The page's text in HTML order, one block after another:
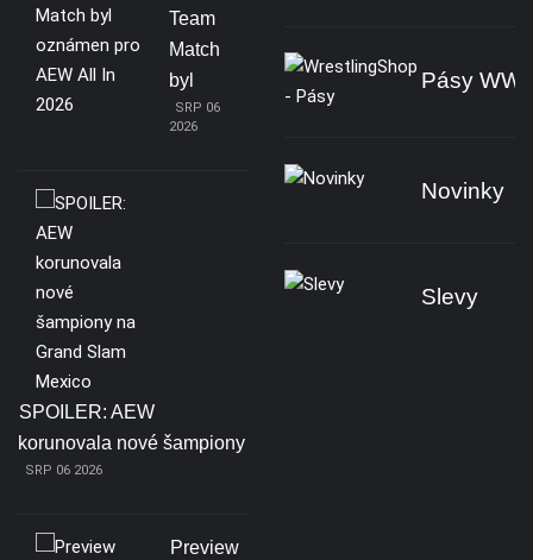
Team
Match
byl
SRP 06
2026
SPOILER: AEW
korunovala nové šampiony
SRP 06 2026
Preview
Pásy
Novinky
Slevy